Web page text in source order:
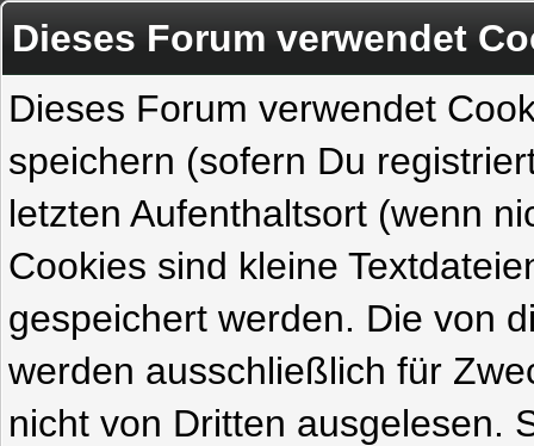
Dieses Forum verwendet
Dieses Forum verwendet
speichern (sofern Du
letzten Aufenthaltsort (wenn
Cookies sind kleine
gespeichert werden. Die von
werden ausschließlich für
nicht von Dritten ausgelesen.